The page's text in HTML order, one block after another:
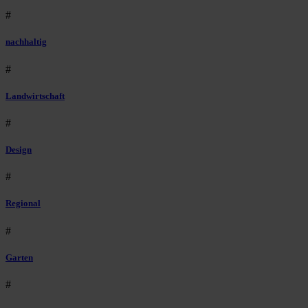
#
nachhaltig
#
Landwirtschaft
#
Design
#
Regional
#
Garten
#